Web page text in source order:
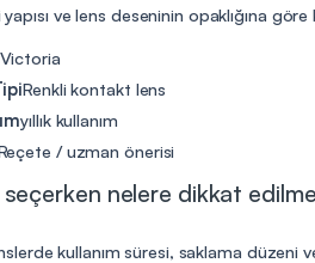
ve lens deseninin opaklığına
Victoria
Renkli kontakt lens
yıllık kullanım
/ uzman önerisi
nelere dikkat
kullanım süresi, saklama